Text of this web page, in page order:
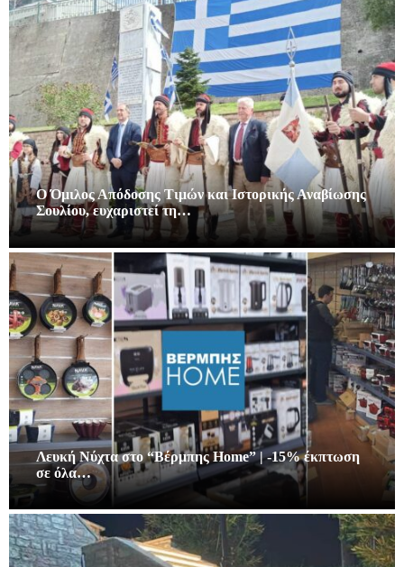
Ο Όμιλος Απόδοσης Τιμών και Ιστορικής Αναβίωσης
Σουλίου, ευχαριστεί τη…
Λευκή Νύχτα στο “Βέρμπης Home” | -15% έκπτωση
σε όλα…